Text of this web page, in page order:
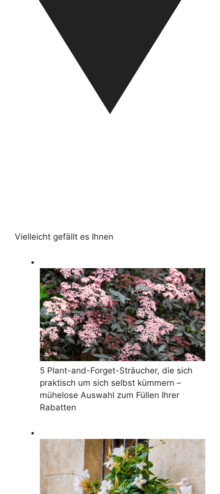
Vielleicht gefällt es Ihnen
5 Plant-and-Forget-Sträucher, die sich
praktisch um sich selbst kümmern –
mühelose Auswahl zum Füllen Ihrer
Rabatten